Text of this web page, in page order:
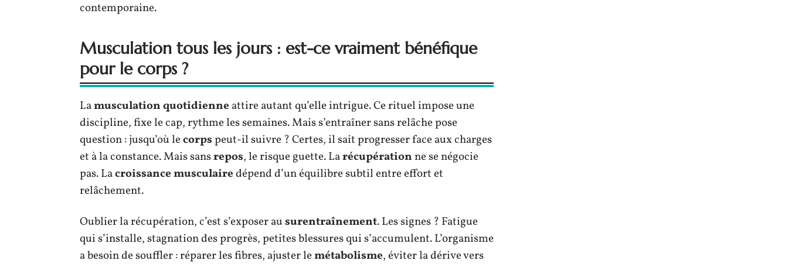
contemporaine.
Musculation tous les jours : est-ce vraiment bénéfique
pour le corps ?
Lamusculation quotidienne attire autant qu’elle intrigue. Ce rituel impose une
discipline, fixe le cap, rythme les semaines. Mais s’entraîner sans relâche pose
question : jusqu’où lecorpspeut-il suivre ? Certes, il sait progresser face aux charges
et à la constance. Mais sansrepos, le risque guette. Larécupérationne se négocie
pas. Lacroissance musculairedépend d’un équilibre subtil entre effort et
relâchement.
Oublier la récupération, c’est s’exposer ausurentraînement. Les signes ? Fatigue
qui s’installe, stagnation des progrès, petites blessures qui s’accumulent. L’organisme
a besoin de souffler : réparer les fibres, ajuster lemétabolisme, éviter la dérive vers